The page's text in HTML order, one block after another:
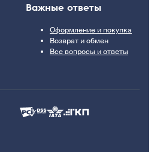
Важные ответы
Оформление и покупка
Возврат и обмен
Все вопросы и ответы